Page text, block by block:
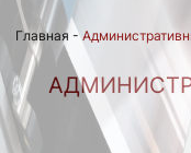
Главная -